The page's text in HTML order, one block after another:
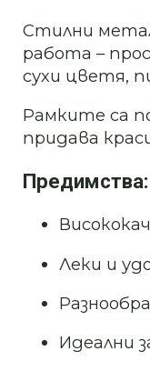
Стилни
работа –
сухи цветя,
Рамките са
придава
Предимства:
Леки и
Идеални